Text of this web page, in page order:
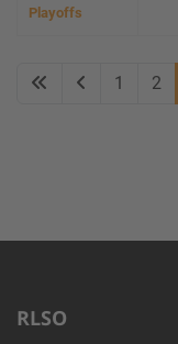
Playoffs
1 2
RLSO